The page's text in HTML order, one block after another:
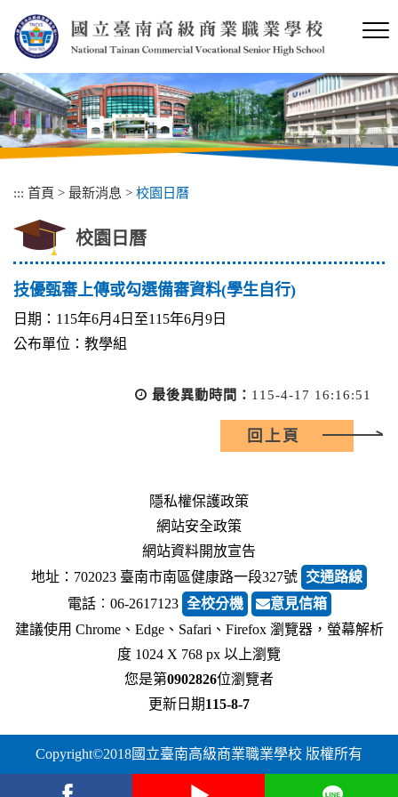
內
容
區
塊
::: 首頁 > 最新消息 > 校園日曆
校園日曆
技優甄審上傳或勾選備審資料(學生自行)
日期：115年6月4日至115年6月9日
公布單位：教學組
最後異動時間： 115-4-17 16:16:51
回上頁
隱私權保護政策
網站安全政策
網站資料開放宣告
地址：702023 臺南市南區健康路一段327號 交通路線
電話︰06-2617123 全校分機
意見信箱
建議使用 Chrome、Edge、Safari、Firefox 瀏覽器，螢幕解析
度 1024 X 768 px 以上瀏覽
您是第0902826位瀏覽者
更新日期115-8-7
Copyright©2018國立臺南高級商業職業學校 版權所有